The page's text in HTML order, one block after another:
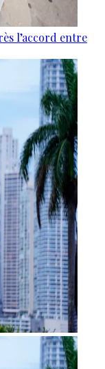
l’accord entre